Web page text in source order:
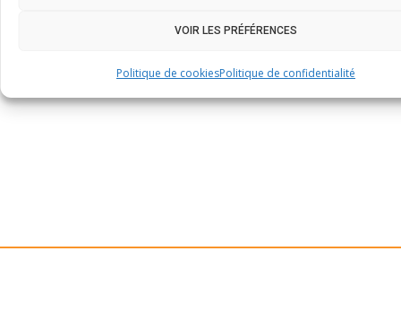
VOIR LES PRÉFÉRENCES
Politique de cookiesPolitique de confidentialité
cuisine professionnelle.
CONTACT